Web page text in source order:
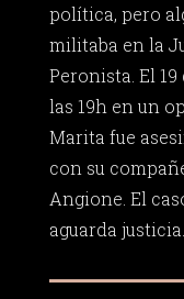
política, pero
militaba en la
Peronista. El
las 19h en un
Marita fue
con su
Angione. El
aguarda justicia.